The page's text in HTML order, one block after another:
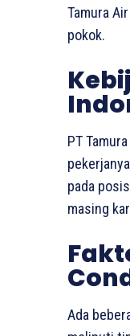
Tamura
pokok.
PT
pada
masing
Ada